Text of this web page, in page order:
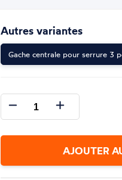
Autres variantes
Gache centrale pour serrure 3
AJOUTER